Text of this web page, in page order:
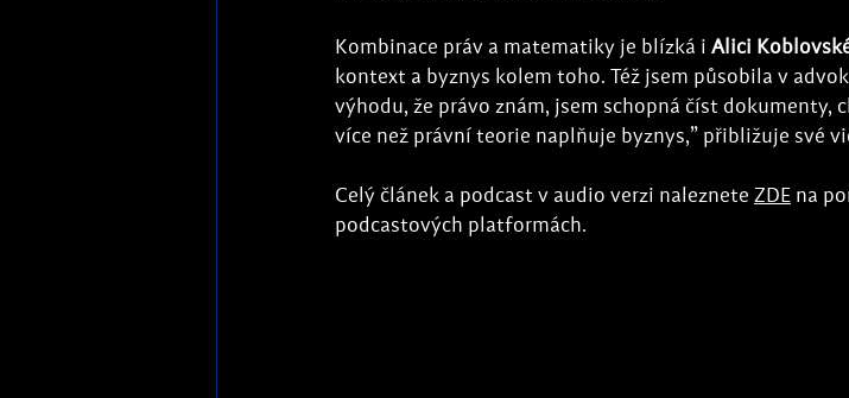
Kombinace práv a matematiky je blízká i Alici
kontext a byznys kolem toho. Též jsem působila v
výhodu, že právo znám, jsem schopná číst dokumenty,
více než právní teorie naplňuje byznys,” přibližuje své
Celý článek a podcast v audio verzi naleznete ZDE na
podcastových platformách.